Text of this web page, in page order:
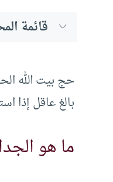
قائمة
حج بيت الله
بالغ عاقل إذا
ما هو